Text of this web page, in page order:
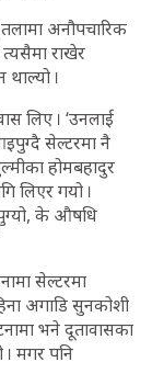
अनौपचारिक
राखेर
।
लिए । ‘उनलाई
सेल्टरमा नै
होमबहादुर
लिएर गयो ।
के औषधि
सेल्टरमा
अगाडि सुनकोशी
भने दूतावासका
। मगर पनि